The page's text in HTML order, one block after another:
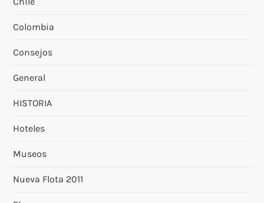
Colombia
Consejos
General
HISTORIA
Hoteles
Museos
Nueva Flota 2011